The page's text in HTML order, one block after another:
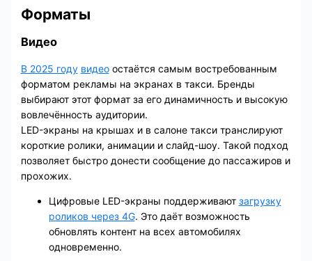
Форматы
Видео
В 2025 году видеоостаётся самым востребованным
форматом рекламы на экранах в такси. Бренды
выбирают этот формат за его динамичность и высокую
вовлечённость аудитории.
LED-экраны на крышах и в салоне такси транслируют
короткие ролики, анимации и слайд-шоу. Такой подход
позволяет быстро донести сообщение до пассажиров и
прохожих.
Цифровые LED-экраны поддерживают загрузку
роликов через 4G. Это даёт возможность
обновлять контент на всех автомобилях
одновременно.